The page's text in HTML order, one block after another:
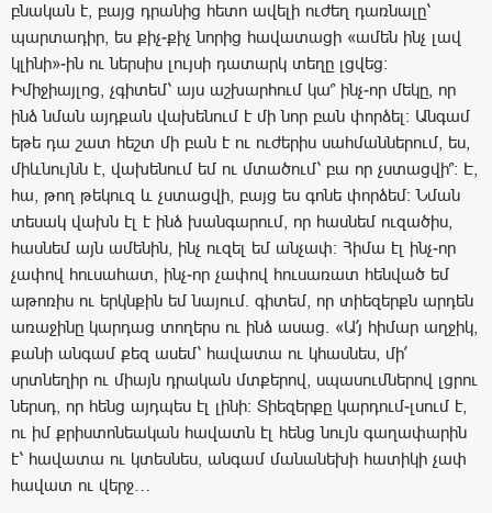
բնական է, բայց դրանից հետո ավելի ուժեղ դառնալը՝
պարտադիր, ես քիչ-քիչ նորից հավատացի «ամեն ինչ լավ
կլինի»-ին ու ներսիս լույսի դատարկ տեղը լցվեց:
Իմիջիայլոց, չգիտեմ՝ այս աշխարհում կա՞ ինչ-որ մեկը, որ
ինձ նման այդքան վախենում է մի նոր բան փորձել: Անգամ
եթե դա շատ հեշտ մի բան է ու ուժերիս սահմաններում, ես,
միևնույնն է, վախենում եմ ու մտածում՝ բա որ չստացվի՞: Է,
հա, թող թեկուզ և չստացվի, բայց ես գոնե փորձեմ: Նման
տեսակ վախն էլ է ինձ խանգարում, որ հասնեմ ուզածիս,
հասնեմ այն ամենին, ինչ ուզել եմ անչափ։ Հիմա էլ ինչ-որ
չափով հուսահատ, ինչ-որ չափով հուսառատ հենված եմ
աթոռիս ու երկնքին եմ նայում. գիտեմ, որ տիեզերքն արդեն
առաջինը կարդաց տողերս ու ինձ ասաց. «Ա՛յ հիմար աղջիկ,
քանի անգամ քեզ ասեմ՝ հավատա ու կհասնես, մի՛
սրտնեղիր ու միայն դրական մտքերով, սպասումներով լցրու
ներսդ, որ հենց այդպես էլ լինի: Տիեզերքը կարդում-լսում է,
ու իմ քրիստոնեական հավատն էլ հենց նույն գաղափարին
է՝ հավատա ու կտեսնես, անգամ մանանեխի հատիկի չափ
հավատ ու վերջ…